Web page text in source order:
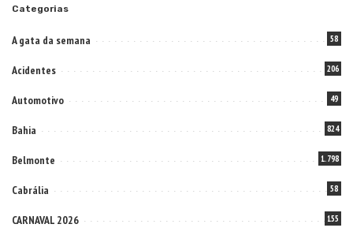
Categorias
A gata da semana 58
Acidentes 206
Automotivo 49
Bahia 824
Belmonte 1.798
Cabrália 58
CARNAVAL 2026 155